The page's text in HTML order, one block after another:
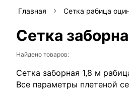
Главная Сетка рабица
Сетка
Найдено товаров:
Сетка заборная 1,8 м
Все параметры плетеной